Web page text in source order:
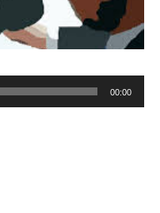
00:00